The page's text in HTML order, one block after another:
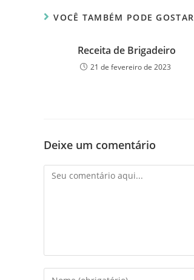
VOCÊ TAMBÉM PODE GOSTAR
Receita de Brigadeiro
21 de fevereiro de 2023
Deixe um comentário